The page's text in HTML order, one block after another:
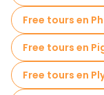
Free tours en
Free tours en
Free tours en